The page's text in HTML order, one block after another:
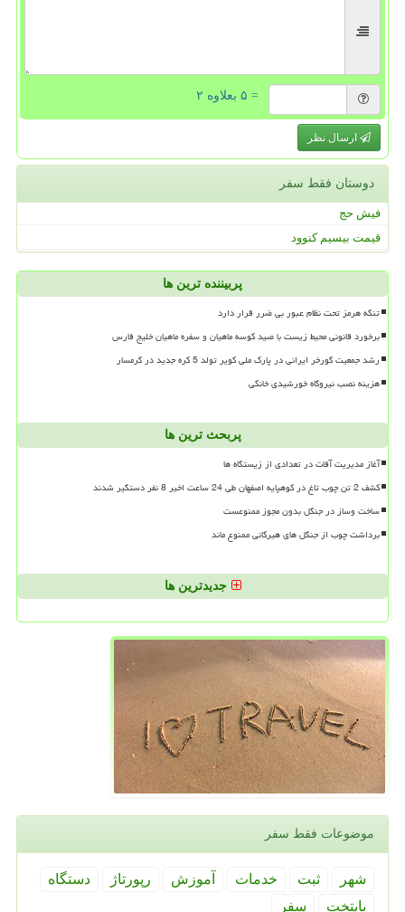
= ۵ بعلاوه ۲
ارسال نظر
دوستان فقط سفر
فیش حج
قیمت بیسیم کنوود
پربیننده ترین ها
تنگه هرمز تحت نظام عبور بی ضرر قرار دارد
برخورد قانونی محیط زیست با صید کوسه ماهیان و سفره ماهیان خلیج فارس
رشد جمعیت گورخر ایرانی در پارک ملی کویر تولد 5 کره جدید در گرمسار
هزینه نصب نیروگاه خورشیدی خانگی
پربحث ترین ها
آغاز مدیریت آفات در تعدادی از زیستگاه ها
کشف 2 تن چوب تاغ در کوهپایه اصفهان طی 24 ساعت اخیر 8 نفر دستگیر شدند
ساخت وساز در جنگل بدون مجوز ممنوعست
برداشت چوب از جنگل های هیرکانی ممنوع ماند
جدیدترین ها
موضوعات فقط سفر
شهر ثبت خدمات آموزش رپورتاژ
دستگاه
پایتخت
سفر